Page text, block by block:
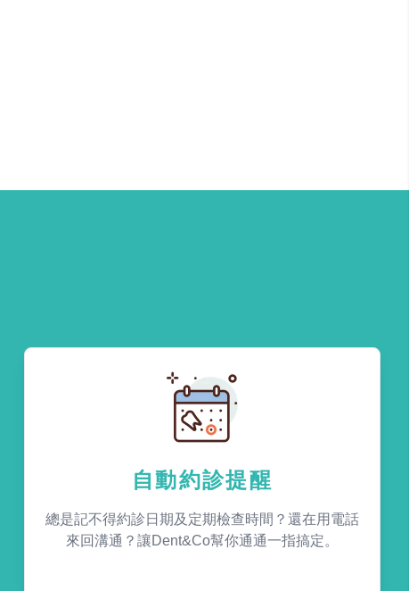
自動約診提醒
總是記不得約診日期及定期檢查時間？還在用電話
來回溝通？讓Dent&Co幫你通通一指搞定。